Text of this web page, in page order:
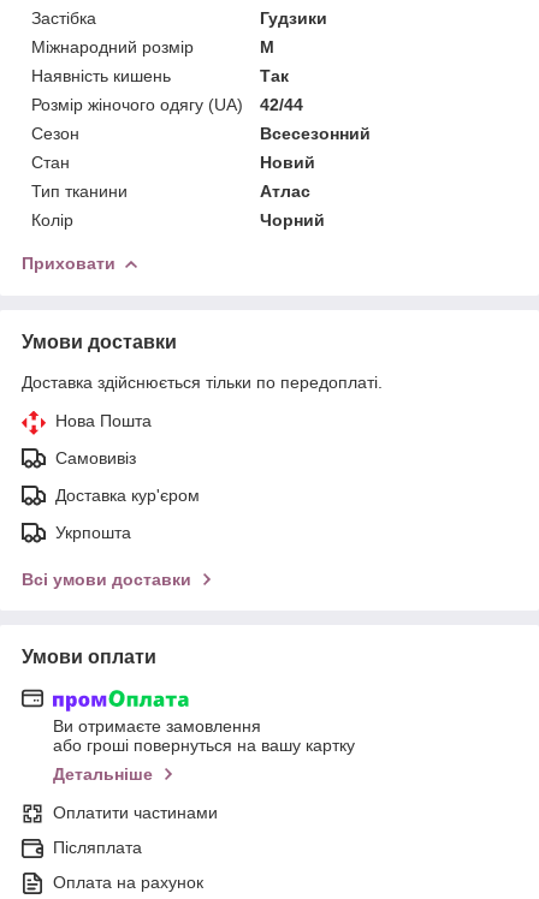
Застібка
Гудзики
Міжнародний розмір
M
Наявність кишень
Так
Розмір жіночого одягу (UA)
42/44
Сезон
Всесезонний
Стан
Новий
Тип тканини
Атлас
Колір
Чорний
Приховати
Умови доставки
Доставка здійснюється тільки по передоплаті.
Нова Пошта
Самовивіз
Доставка кур'єром
Укрпошта
Всі умови доставки
Умови оплати
Ви отримаєте замовлення
або гроші повернуться на вашу картку
Детальніше
Оплатити частинами
Післяплата
Оплата на рахунок